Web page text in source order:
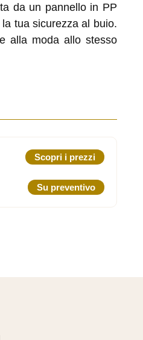
da un pannello in PP
tua sicurezza al buio.
alla moda allo stesso
Scopri i prezzi
Su preventivo